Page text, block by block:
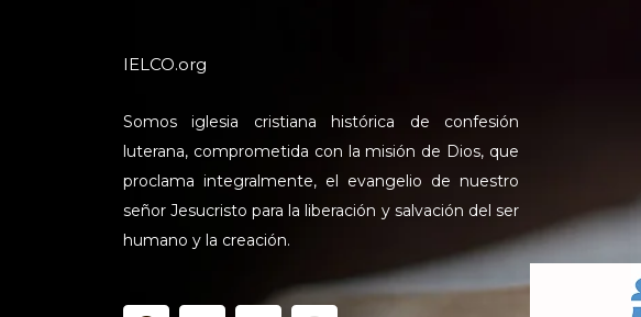
IELCO.org
Somos iglesia cristiana histórica de confesión
luterana, comprometida con la misión de Dios, que
proclama integralmente, el evangelio de nuestro
señor Jesucristo para la liberación y salvación del ser
humano y la creación.